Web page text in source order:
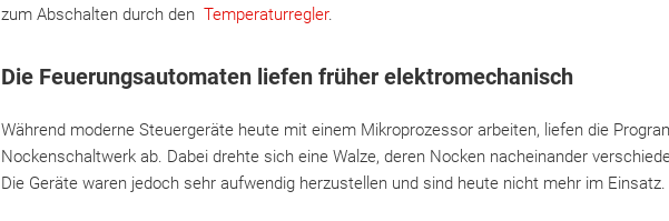
zum Abschalten durch den Temperaturregler.
Die Feuerungsautomaten liefen früher elektromechanisch
Während moderne Steuergeräte heute mit einem Mikroprozessor arbeiten, liefen die
Nockenschaltwerk ab. Dabei drehte sich eine Walze, deren Nocken nacheinander
Die Geräte waren jedoch sehr aufwendig herzustellen und sind heute nicht mehr im Einsatz.